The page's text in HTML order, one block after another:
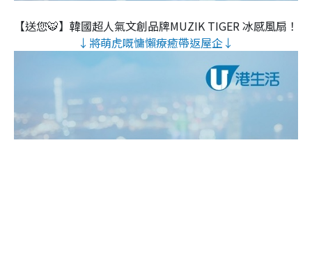
【送您🐯】韓國超人氣文創品牌MUZIK TIGER 冰感風扇！
↓將萌虎嘅慵懶療癒帶返屋企↓